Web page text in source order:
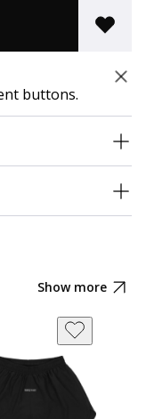
buttons.
Show more